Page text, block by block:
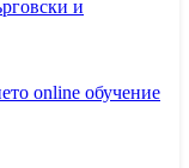
и
online обучение